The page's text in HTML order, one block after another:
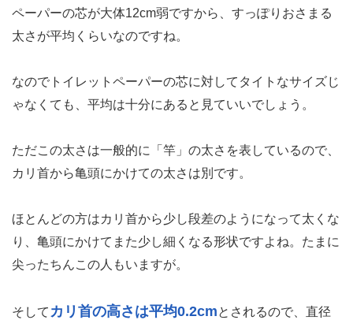
ペーパーの芯が大体12cm弱ですから、すっぽりおさまる
太さが平均くらいなのですね。
なのでトイレットペーパーの芯に対してタイトなサイズじ
ゃなくても、平均は十分にあると見ていいでしょう。
ただこの太さは一般的に「竿」の太さを表しているので、
カリ首から亀頭にかけての太さは別です。
ほとんどの方はカリ首から少し段差のようになって太くな
り、亀頭にかけてまた少し細くなる形状ですよね。たまに
尖ったちんこの人もいますが。
そして カリ首の高さは平均0.2cmとされるので、直径